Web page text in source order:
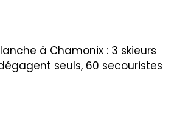
à Chamonix : 3 skieurs
seuls, 60 secouristes